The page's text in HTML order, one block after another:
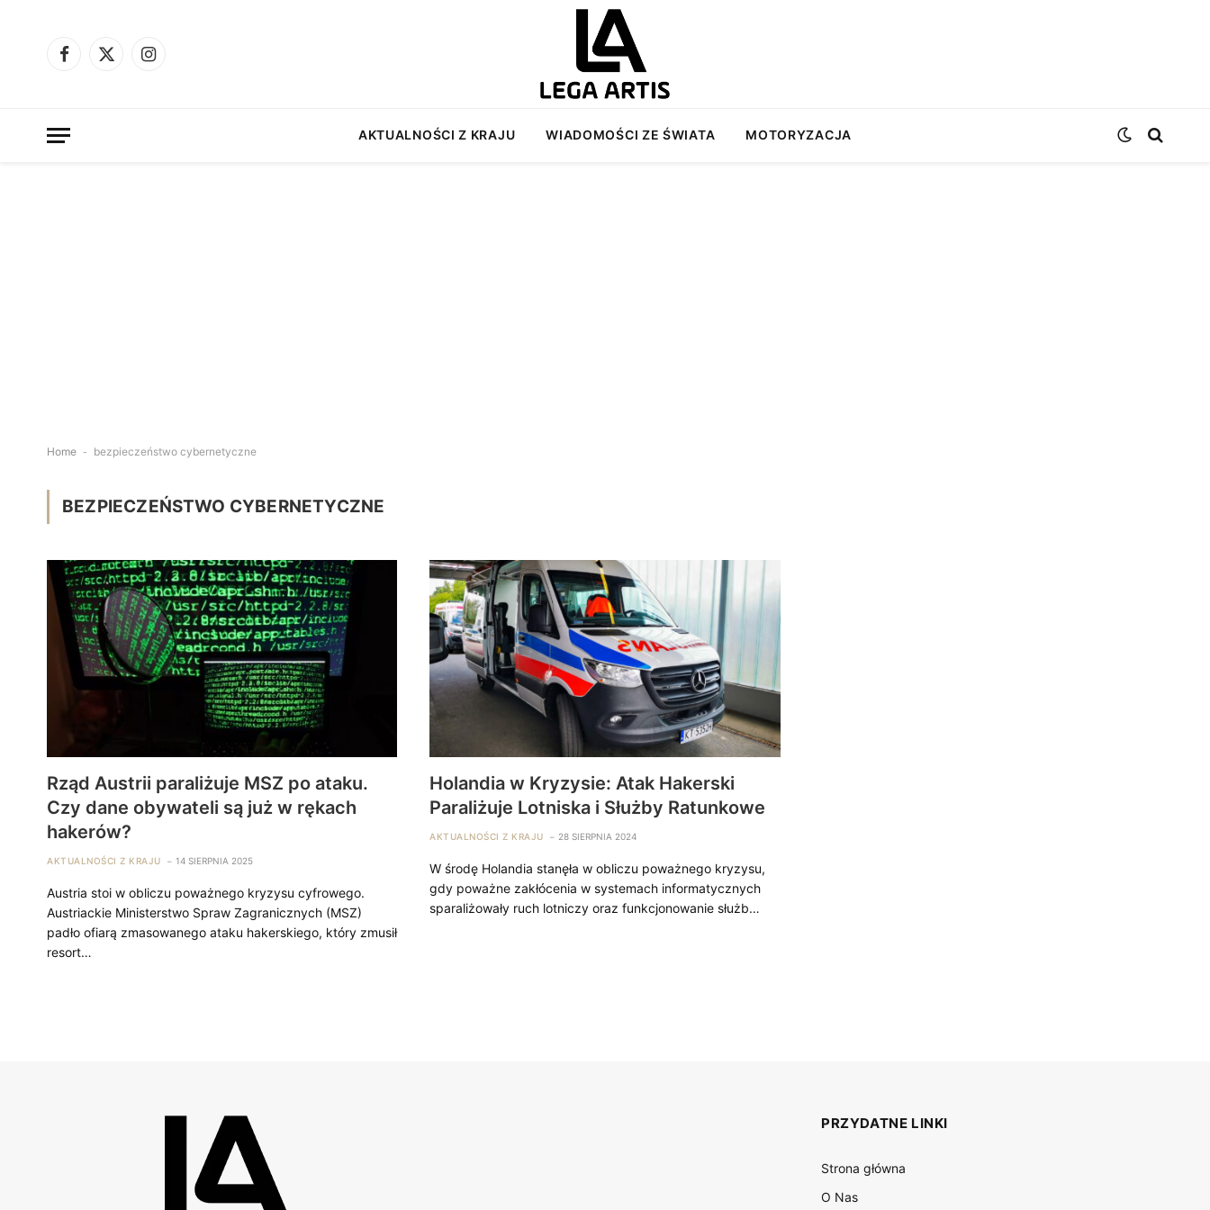
Facebook
X
Instagram
AKTUALNOŚCI Z KRAJU WIADOMOŚCI ZE ŚWIATA MOTORYZACJA
Home - bezpieczeństwo cybernetyczne
BEZPIECZEŃSTWO CYBERNETYCZNE
Rząd Austrii paraliżuje MSZ po ataku.
Czy dane obywateli są już w rękach
hakerów?
AKTUALNOŚCI Z KRAJU 14 SIERPNIA 2025
Austria stoi w obliczu poważnego kryzysu cyfrowego.
Austriackie Ministerstwo Spraw Zagranicznych (MSZ)
padło ofiarą zmasowanego ataku hakerskiego, który zmusił
resort…
Holandia w Kryzysie: Atak Hakerski
Paraliżuje Lotniska i Służby Ratunkowe
AKTUALNOŚCI Z KRAJU 28 SIERPNIA 2024
W środę Holandia stanęła w obliczu poważnego kryzysu,
gdy poważne zakłócenia w systemach informatycznych
sparaliżowały ruch lotniczy oraz funkcjonowanie służb…
PRZYDATNE LINKI
Strona główna
O Nas